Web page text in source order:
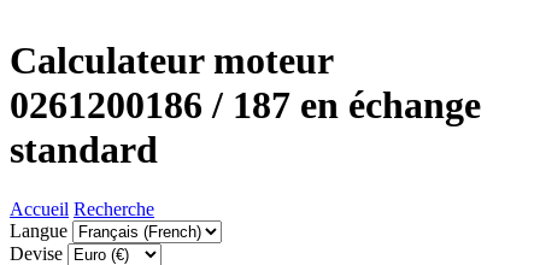
Calculateur moteur
0261200186 / 187 en échange
standard
Accueil Recherche
Langue
Devise